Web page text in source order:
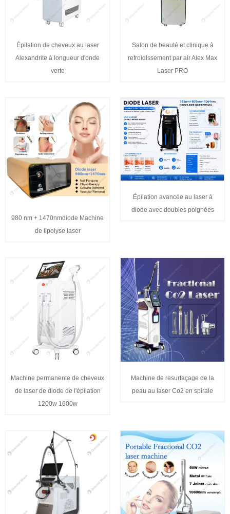
Épilation de cheveux au laser
Alexandrite à longueur d'onde
verte
Salon de beauté et clinique à
refroidissement par air Alex Max
Laser PRO
980 nm + 1470nmdiode Machine
de lipolyse laser
Épilation avancée au laser à
diode avec doubles poignées
Machine permanente de cheveux
de laser de diode de l'épilation
1200w 1600w
Machine de resurfaçage de la
peau au laser Co2 en spirale